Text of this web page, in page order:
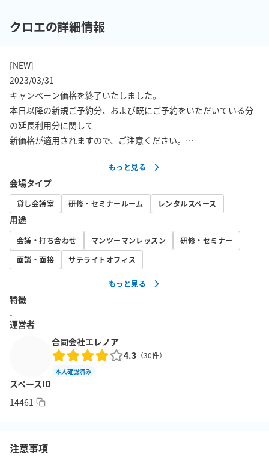
クロエの詳細情報
[NEW]
2023/03/31
キャンペーン価格を終了いたしました。
本日以降の新規ご予約分、および既にご予約をいただいている分
の延長利用分に関して
新価格が適用されますので、ご注意ください。
キャンペーン価格を設定しています。
是非この機会にご利用ください。
2020/08/29
テレワーク向けにWeb会議用スピーカーを導入しました。
湯沸かしポットと簡易的なプロジェクタも導入しております。
のお部屋の清掃を対応させて頂きました(定期清掃は通常通り実施
しております)。
下記を変更致しました。
・コロナ対策のため、空気清浄機、アルコール除菌を設置
・テレワーク向き、またお客様要望により初期配置の席を少人
数向けの６名席に変更
デフォルトレイアウトを変更致しました。
もっと見る
会場タイプ
貸し会議室 研修・セミナールーム レンタルスペース
用途
会議・打ち合わせ マンツーマンレッスン
研修・セミナー
面談・面接
サテライトオフィス
もっと見る
特徴
-
運営者
合同会社エレノア
4.3 （30件）
本人確認済み
スペースID
14461
注意事項